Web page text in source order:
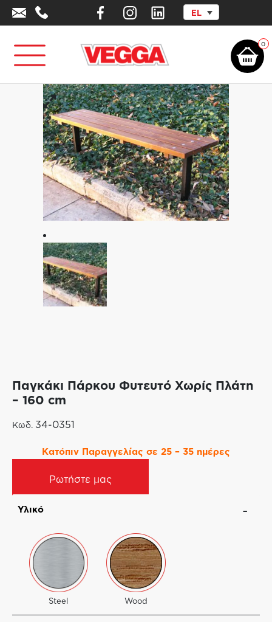
EL
0
Αρχική σελίδα Αστικός Εξοπλισμός/ Παγκάκια
Παγκάκι Πάρκου
Παγκάκι Πάρκου Φυτευτό Χωρίς Πλάτη
– 160 cm
Κωδ. 34-0351
Κατόπιν Παραγγελίας σε 25 – 35 ημέρες
Ρωτήστε μας
Υλικό
Steel Wood